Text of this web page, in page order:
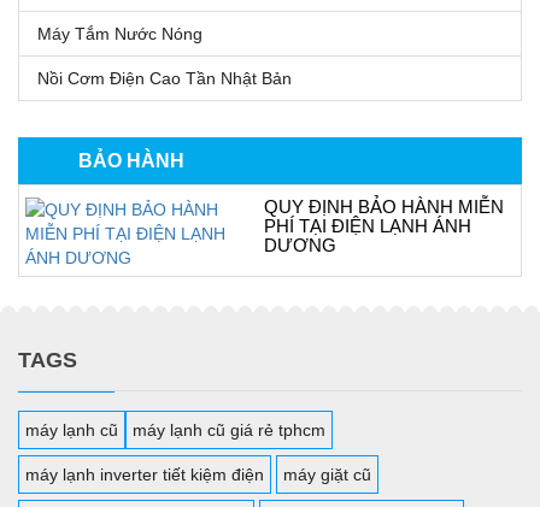
Máy Tắm Nước Nóng
Nồi Cơm Điện Cao Tần Nhật Bản
BẢO HÀNH
QUY ĐỊNH BẢO HÀNH MIỄN
PHÍ TẠI ĐIỆN LẠNH ÁNH
DƯƠNG
TAGS
máy lạnh cũ máy lạnh cũ giá rẻ tphcm
máy lạnh inverter tiết kiệm điện máy giặt cũ